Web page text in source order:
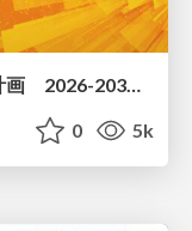
株式会社メディアドゥ 中期経営計画 2026-2030年2月期（5ヵ年）
0 5k